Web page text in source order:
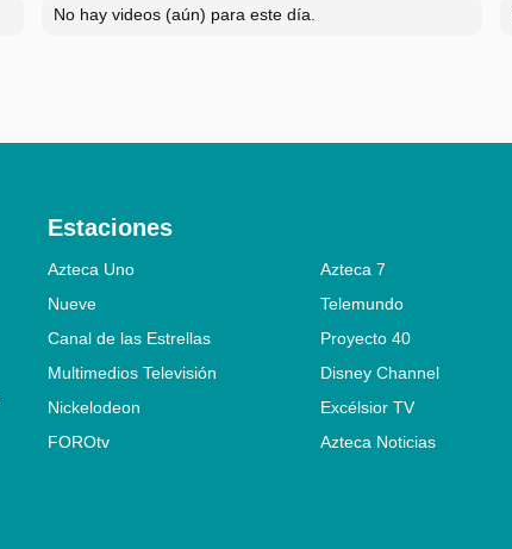
No hay videos (aún) para este día.
Estaciones
Azteca Uno
Azteca 7
Nueve
Telemundo
Canal de las Estrellas
Proyecto 40
Multimedios Televisión
Disney Channel
Nickelodeon
Excélsior TV
FOROtv
Azteca Noticias